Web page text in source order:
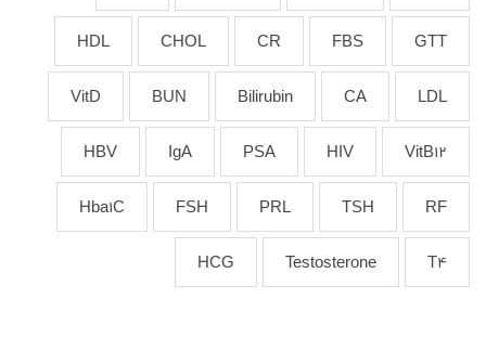
GTT
FBS
CR
CHOL
HDL
LDL
CA
Bilirubin
BUN
VitD
VitB12
HIV
PSA
IgA
HBV
RF
TSH
PRL
FSH
Hba1C
T4
Testosterone
HCG